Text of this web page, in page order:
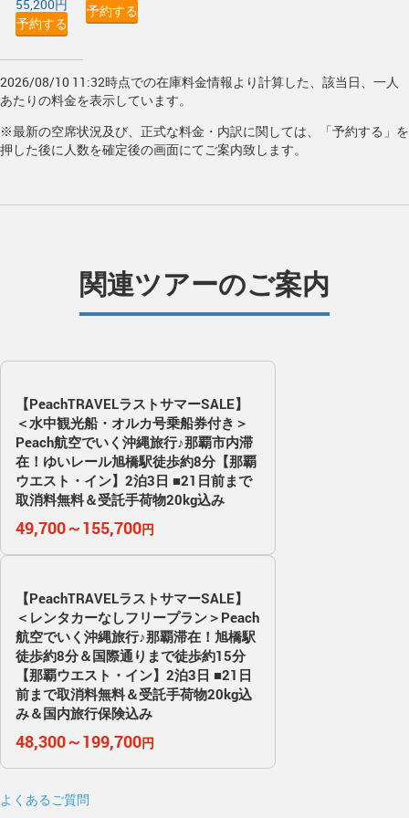
55,200円
予約する
予約する
2026/08/10 11:32時点での在庫料金情報より計算した、該当日、一人
あたりの料金を表示しています。
※最新の空席状況及び、正式な料金・内訳に関しては、「予約する」を
押した後に人数を確定後の画面にてご案内致します。
関連ツアーのご案内
【PeachTRAVELラストサマーSALE】
＜水中観光船・オルカ号乗船券付き＞
Peach航空でいく沖縄旅行♪那覇市内滞
在！ゆいレール旭橋駅徒歩約8分【那覇
ウエスト・イン】2泊3日 ■21日前まで
取消料無料＆受託手荷物20kg込み
49,700～155,700円
【PeachTRAVELラストサマーSALE】
＜レンタカーなしフリープラン＞Peach
航空でいく沖縄旅行♪那覇滞在！旭橋駅
徒歩約8分＆国際通りまで徒歩約15分
【那覇ウエスト・イン】2泊3日 ■21日
前まで取消料無料＆受託手荷物20kg込
み＆国内旅行保険込み
48,300～199,700円
よくあるご質問